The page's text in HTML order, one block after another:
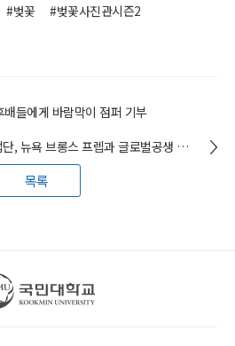
#벚꽃 #벚꽃사진관시즌2
들에게 바람막이 점퍼 기부
국민대 HUSS 글로벌공생사업단, 뉴욕 브롱스 프렙과 글로벌공생 프로그램 진행
목록
학교